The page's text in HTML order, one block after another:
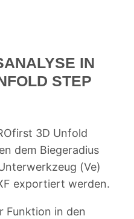
IN
STEP
3D Unfold
dem Biegeradius
(Ve)
exportiert werden.
Funktion in den